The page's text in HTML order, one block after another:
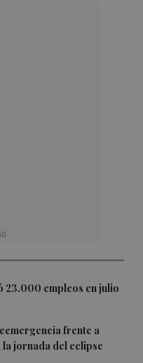
23.000 empleos en julio
frente a
jornada del eclipse